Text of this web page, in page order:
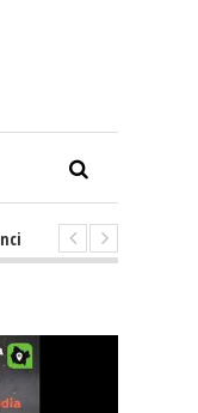
internacional en Buenos